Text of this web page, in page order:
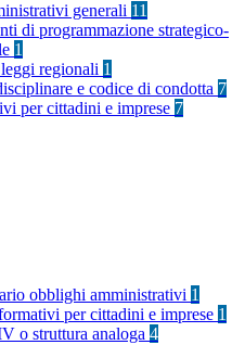
generali 11
di programmazione strategico-
1
regionali 1
e codice di condotta 7
per cittadini e imprese 7
obblighi amministrativi 1
per cittadini e imprese 1
o struttura analoga 4